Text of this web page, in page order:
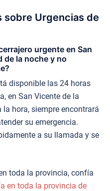
sobre Urgencias de
urgente en San
de la noche y no
disponible las 24 horas
en San Vicente de la
hora, siempre encontrará
su emergencia.
a su llamada y se
toda la provincia, confía
en toda la provincia de